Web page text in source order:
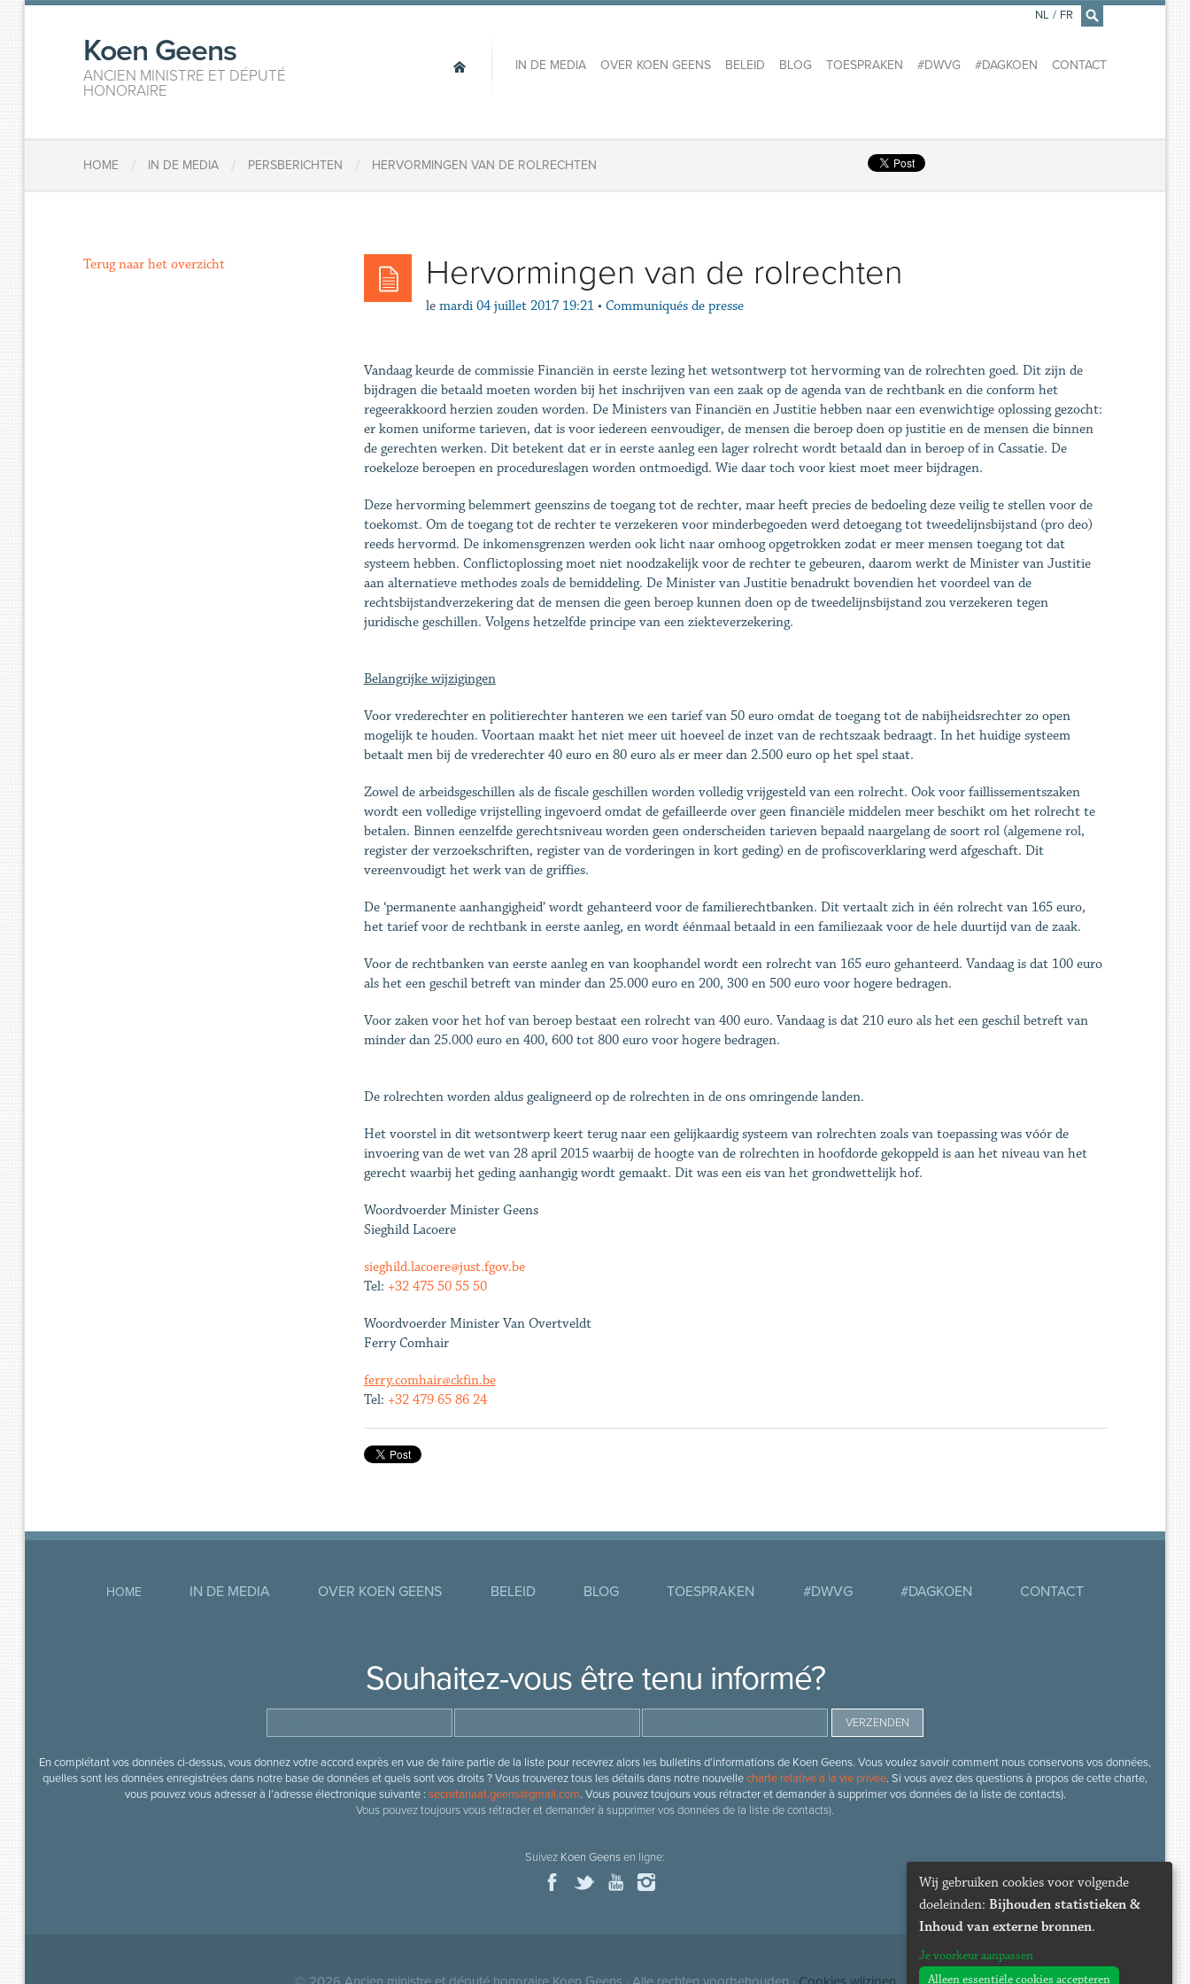
×
Koen Geens
ANCIEN MINISTRE ET DÉPUTÉ
HONORAIRE
IN DE MEDIA OVER KOEN GEENS BELEID BLOG TOESPRAKEN #DWVG #DAGKOEN CONTACT
NL / FR
HOME / IN DE MEDIA / PERSBERICHTEN / HERVORMINGEN VAN DE ROLRECHTEN
Hervormingen van de rolrechten
le mardi 04 juillet 2017 19:21 • Communiqués de presse
Vandaag keurde de commissie Financiën in eerste lezing het wetsontwerp tot hervorming van de rolrechten goed. Dit zijn de
bijdragen die betaald moeten worden bij het inschrijven van een zaak op de agenda van de rechtbank en die conform het
regeerakkoord herzien zouden worden. De Ministers van Financiën en Justitie hebben naar een evenwichtige oplossing gezocht:
er komen uniforme tarieven, dat is voor iedereen eenvoudiger, de mensen die beroep doen op justitie en de mensen die binnen
de gerechten werken. Dit betekent dat er in eerste aanleg een lager rolrecht wordt betaald dan in beroep of in Cassatie. De
roekeloze beroepen en procedureslagen worden ontmoedigd. Wie daar toch voor kiest moet meer bijdragen.
Deze hervorming belemmert geenszins de toegang tot de rechter, maar heeft precies de bedoeling deze veilig te stellen voor de
toekomst. Om de toegang tot de rechter te verzekeren voor minderbegoeden werd detoegang tot tweedelijnsbijstand (pro deo)
reeds hervormd. De inkomensgrenzen werden ook licht naar omhoog opgetrokken zodat er meer mensen toegang tot dat
systeem hebben. Conflictoplossing moet niet noodzakelijk voor de rechter te gebeuren, daarom werkt de Minister van Justitie
aan alternatieve methodes zoals de bemiddeling. De Minister van Justitie benadrukt bovendien het voordeel van de
rechtsbijstandverzekering dat de mensen die geen beroep kunnen doen op de tweedelijnsbijstand zou verzekeren tegen
juridische geschillen. Volgens hetzelfde principe van een ziekteverzekering.
Belangrijke wijzigingen
Voor vrederechter en politierechter hanteren we een tarief van 50 euro omdat de toegang tot de nabijheidsrechter zo open
mogelijk te houden. Voortaan maakt het niet meer uit hoeveel de inzet van de rechtszaak bedraagt. In het huidige systeem
betaalt men bij de vrederechter 40 euro en 80 euro als er meer dan 2.500 euro op het spel staat.
Zowel de arbeidsgeschillen als de fiscale geschillen worden volledig vrijgesteld van een rolrecht. Ook voor faillissementszaken
wordt een volledige vrijstelling ingevoerd omdat de gefailleerde over geen financiële middelen meer beschikt om het rolrecht te
betalen. Binnen eenzelfde gerechtsniveau worden geen onderscheiden tarieven bepaald naargelang de soort rol (algemene rol,
register der verzoekschriften, register van de vorderingen in kort geding) en de profiscoverklaring werd afgeschaft. Dit
vereenvoudigt het werk van de griffies.
De ‘permanente aanhangigheid’ wordt gehanteerd voor de familierechtbanken. Dit vertaalt zich in één rolrecht van 165 euro,
het tarief voor de rechtbank in eerste aanleg, en wordt éénmaal betaald in een familiezaak voor de hele duurtijd van de zaak.
Voor de rechtbanken van eerste aanleg en van koophandel wordt een rolrecht van 165 euro gehanteerd. Vandaag is dat 100 euro
als het een geschil betreft van minder dan 25.000 euro en 200, 300 en 500 euro voor hogere bedragen.
Voor zaken voor het hof van beroep bestaat een rolrecht van 400 euro. Vandaag is dat 210 euro als het een geschil betreft van
minder dan 25.000 euro en 400, 600 tot 800 euro voor hogere bedragen.
De rolrechten worden aldus gealigneerd op de rolrechten in de ons omringende landen.
Het voorstel in dit wetsontwerp keert terug naar een gelijkaardig systeem van rolrechten zoals van toepassing was vóór de
invoering van de wet van 28 april 2015 waarbij de hoogte van de rolrechten in hoofdorde gekoppeld is aan het niveau van het
gerecht waarbij het geding aanhangig wordt gemaakt. Dit was een eis van het grondwettelijk hof.
Woordvoerder Minister Geens
Sieghild Lacoere
sieghild.lacoere@just.fgov.be
Tel: +32 475 50 55 50
Woordvoerder Minister Van Overtveldt
Ferry Comhair
ferry.comhair@ckfin.be
Tel: +32 479 65 86 24
Terug naar het overzicht
HOME IN DE MEDIA OVER KOEN GEENS BELEID BLOG TOESPRAKEN #DWVG #DAGKOEN CONTACT
Souhaitez-vous être tenu informé?
En complétant vos données ci-dessus, vous donnez votre accord exprès en vue de faire partie de la liste pour recevrez alors les bulletins d’informations de Koen Geens. Vous voulez savoir comment nous conservons vos données,
quelles sont les données enregistrées dans notre base de données et quels sont vos droits ? Vous trouverez tous les détails dans notre nouvellecharte relative à la vie privée. Si vous avez des questions à propos de cette charte,
vous pouvez vous adresser à l’adresse électronique suivante : secretariaat.geens@gmail.com. Vous pouvez toujours vous rétracter et demander à supprimer vos données de la liste de contacts).
Vous pouvez toujours vous rétracter et demander à supprimer vos données de la liste de contacts).
Suivez Koen Geensen ligne:
Wij gebruiken cookies voor volgende
doeleinden: Bijhouden statistieken &
Inhoud van externe bronnen.
Je voorkeur aanpassen
Alleen essentiële cookies accepteren